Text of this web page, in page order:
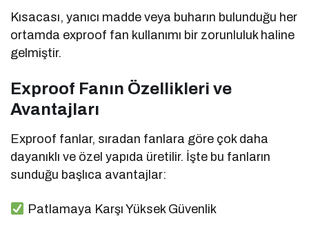
Kısacası, yanıcı madde veya buharın bulunduğu her
ortamda exproof fan kullanımı bir zorunluluk haline
gelmiştir.
Exproof Fanın Özellikleri ve
Avantajları
Exproof fanlar, sıradan fanlara göre çok daha
dayanıklı ve özel yapıda üretilir. İşte bu fanların
sunduğu başlıca avantajlar:
Patlamaya Karşı Yüksek Güvenlik